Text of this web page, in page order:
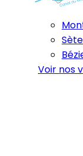
Sète
Voir nos